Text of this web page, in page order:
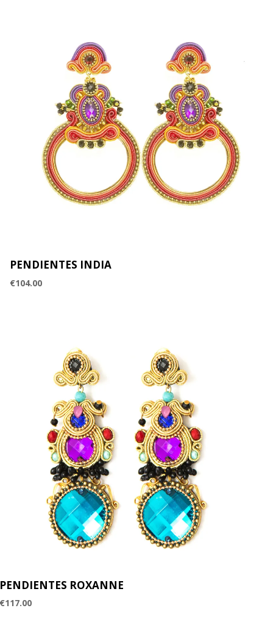
PENDIENTES INDIA
€104.00
PENDIENTES ROXANNE
€117.00